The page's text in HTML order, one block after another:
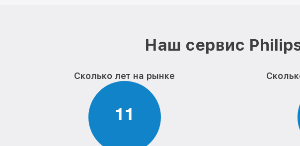
Наш сервис
Сколько лет на рынке
11